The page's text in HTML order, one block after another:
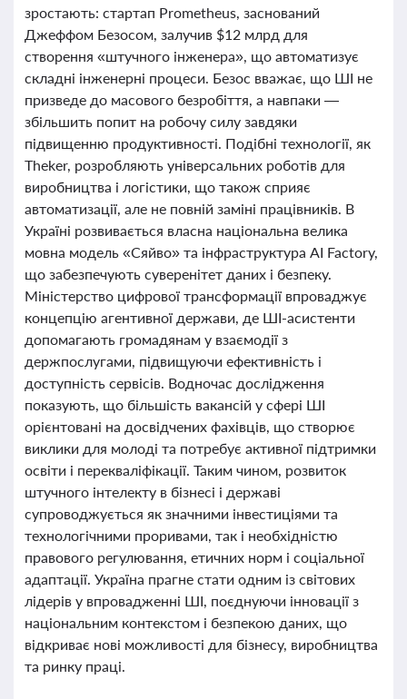
зростають: стартап Prometheus, заснований
Джеффом Безосом, залучив $12 млрд для
створення «штучного інженера», що автоматизує
складні інженерні процеси. Безос вважає, що ШІ не
призведе до масового безробіття, а навпаки —
збільшить попит на робочу силу завдяки
підвищенню продуктивності. Подібні технології, як
Theker, розробляють універсальних роботів для
виробництва і логістики, що також сприяє
автоматизації, але не повній заміні працівників. В
Україні розвивається власна національна велика
мовна модель «Сяйво» та інфраструктура AI Factory,
що забезпечують суверенітет даних і безпеку.
Міністерство цифрової трансформації впроваджує
концепцію агентивної держави, де ШІ-асистенти
допомагають громадянам у взаємодії з
держпослугами, підвищуючи ефективність і
доступність сервісів. Водночас дослідження
показують, що більшість вакансій у сфері ШІ
орієнтовані на досвідчених фахівців, що створює
виклики для молоді та потребує активної підтримки
освіти і перекваліфікації. Таким чином, розвиток
штучного інтелекту в бізнесі і державі
супроводжується як значними інвестиціями та
технологічними проривами, так і необхідністю
правового регулювання, етичних норм і соціальної
адаптації. Україна прагне стати одним із світових
лідерів у впровадженні ШІ, поєднуючи інновації з
національним контекстом і безпекою даних, що
відкриває нові можливості для бізнесу, виробництва
та ринку праці.